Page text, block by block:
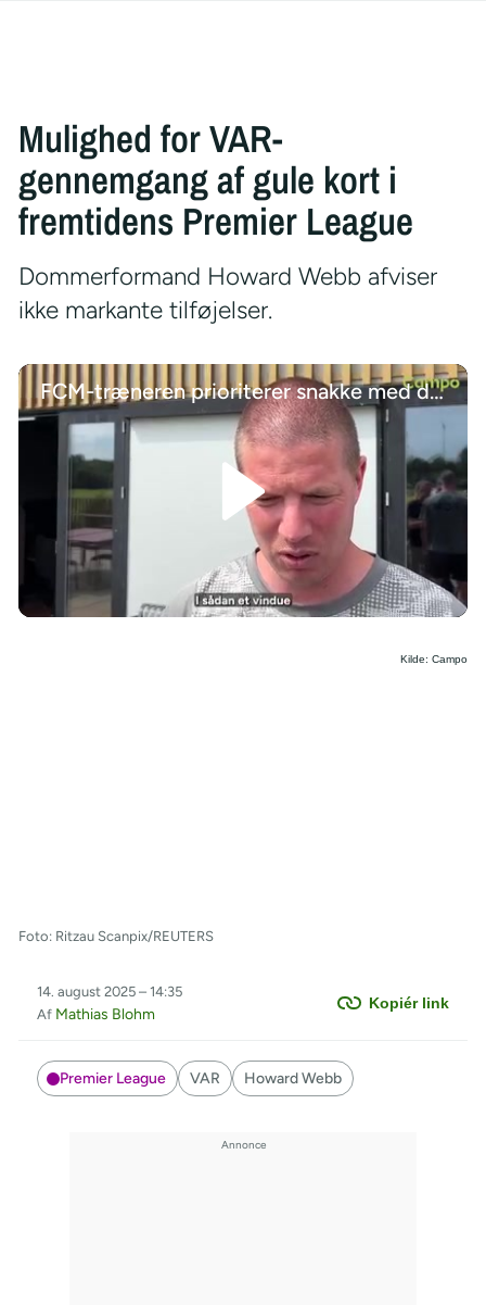
Mulighed for VAR-
gennemgang af gule kort i
fremtidens Premier League
Dommerformand Howard Webb afviser
ikke markante tilføjelser.
FCM-træneren prioriterer snakke med de unge talenter
/
Kilde: Campo
Foto: Ritzau Scanpix/REUTERS
Kopiér link
14. august 2025 – 14:35
Af Mathias Blohm
Premier League VAR Howard Webb